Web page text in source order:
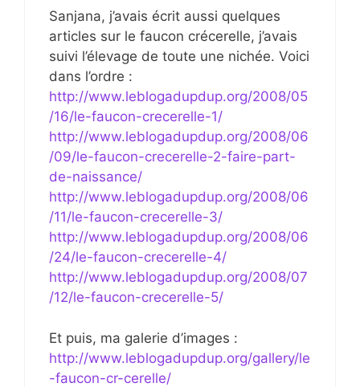
Sanjana, j’avais écrit aussi quelques
articles sur le faucon crécerelle, j’avais
suivi l’élevage de toute une nichée. Voici
dans l’ordre :
http://www.leblogadupdup.org/2008/05
/16/le-faucon-crecerelle-1/
http://www.leblogadupdup.org/2008/06
/09/le-faucon-crecerelle-2-faire-part-
de-naissance/
http://www.leblogadupdup.org/2008/06
/11/le-faucon-crecerelle-3/
http://www.leblogadupdup.org/2008/06
/24/le-faucon-crecerelle-4/
http://www.leblogadupdup.org/2008/07
/12/le-faucon-crecerelle-5/
Et puis, ma galerie d’images :
http://www.leblogadupdup.org/gallery/le
-faucon-cr-cerelle/